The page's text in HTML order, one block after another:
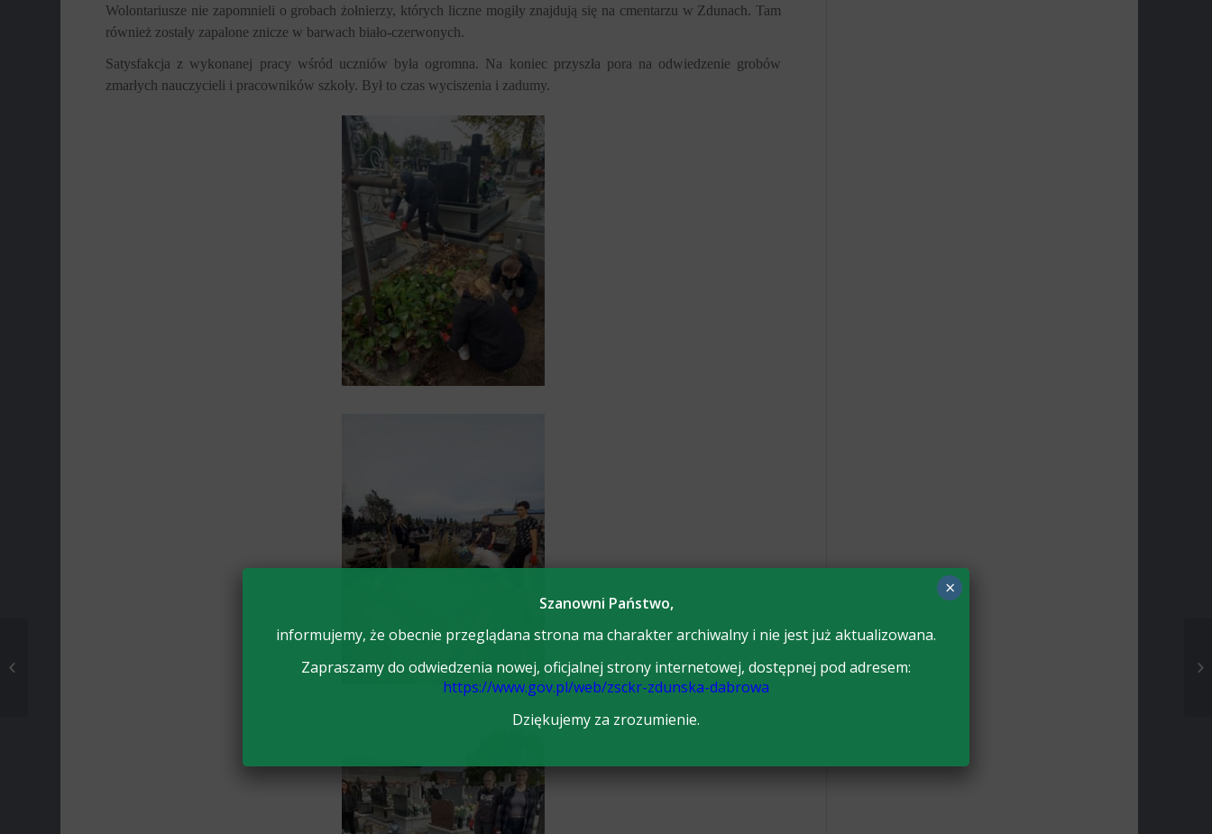
Wolontariusze nie zapomnieli o grobach żołnierzy, których liczne mogiły znajdują się na cmentarzu w Zdunach. Tam
również zostały zapalone znicze w barwach biało-czerwonych.
Satysfakcja z wykonanej pracy wśród uczniów była ogromna. Na koniec przyszła pora na odwiedzenie grobów
zmarłych nauczycieli i pracowników szkoły. Był to czas wyciszenia i zadumy.
Szanowni Państwo,
informujemy, że obecnie przeglądana strona ma charakter archiwalny i nie jest już aktualizowana.
Zapraszamy do odwiedzenia nowej, oficjalnej strony internetowej, dostępnej pod adresem:
https://www.gov.pl/web/zsckr-zdunska-dabrowa
Dziękujemy za zrozumienie.
×